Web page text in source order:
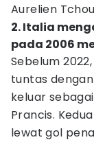
Aurelien
2. Italia
pada 2006
Sebelum
tuntas
keluar
Prancis.
lewat gol